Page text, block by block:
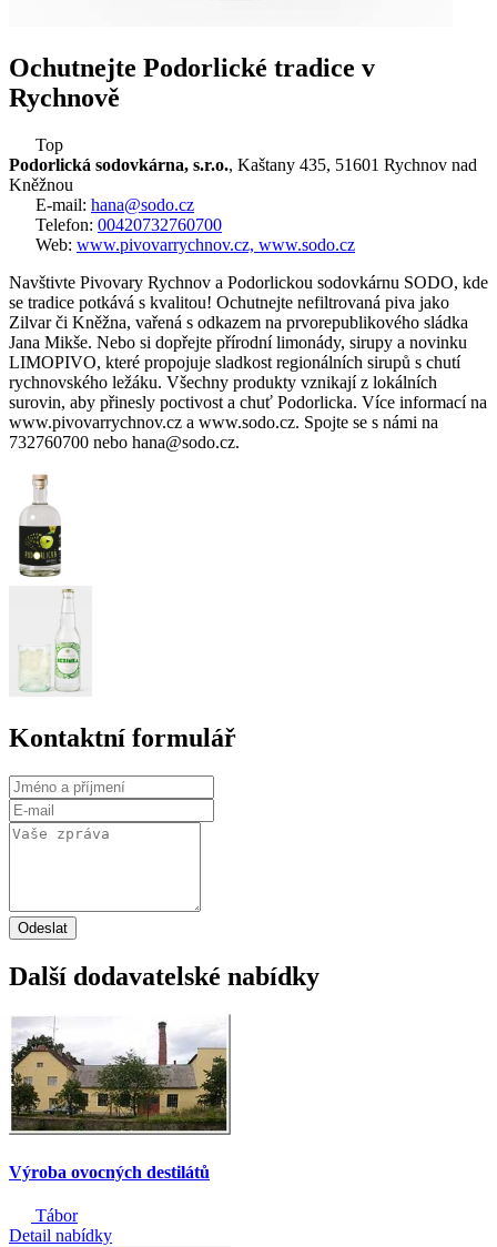
Ochutnejte Podorlické tradice v
Rychnově
Top
Podorlická sodovkárna, s.r.o., Kaštany 435, 51601 Rychnov nad
Kněžnou
E-mail: hana@sodo.cz
Telefon: 00420732760700
Web: www.pivovarrychnov.cz, www.sodo.cz
Navštivte Pivovary Rychnov a Podorlickou sodovkárnu SODO, kde
se tradice potkává s kvalitou! Ochutnejte nefiltrovaná piva jako
Zilvar či Kněžna, vařená s odkazem na prvorepublikového sládka
Jana Mikše. Nebo si dopřejte přírodní limonády, sirupy a novinku
LIMOPIVO, které propojuje sladkost regionálních sirupů s chutí
rychnovského ležáku. Všechny produkty vznikají z lokálních
surovin, aby přinesly poctivost a chuť Podorlicka. Více informací na
www.pivovarrychnov.cz a www.sodo.cz. Spojte se s námi na
732760700 nebo hana@sodo.cz.
Kontaktní formulář
Odeslat
Další dodavatelské nabídky
Výroba ovocných destilátů
Tábor
Detail nabídky